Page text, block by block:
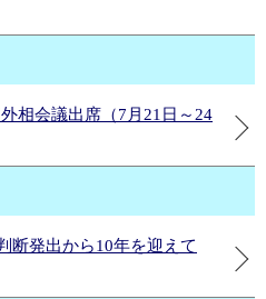
相会議出席（7月21日～24
断発出から10年を迎えて